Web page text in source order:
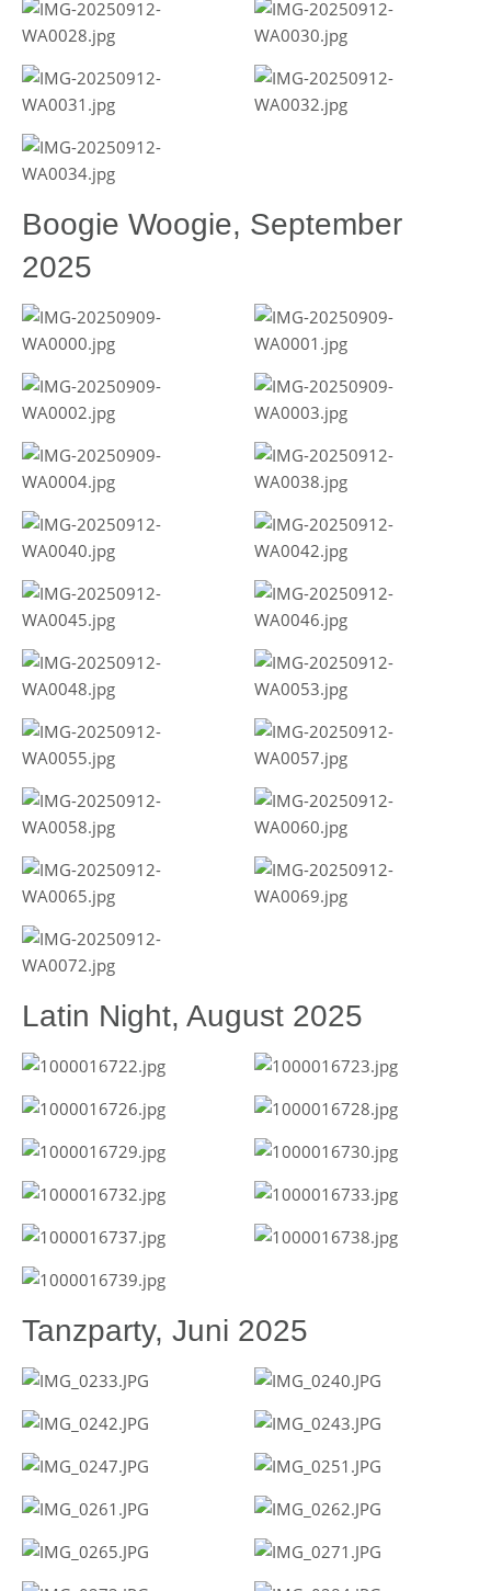
Boogie Woogie, September
2025
Latin Night, August 2025
Tanzparty, Juni 2025